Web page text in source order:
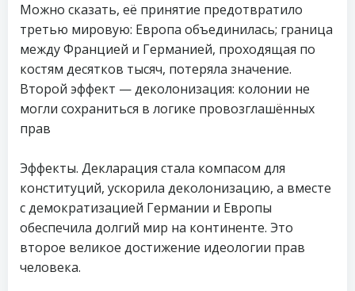
Можно сказать, её принятие предотвратило
третью мировую: Европа объединилась; граница
между Францией и Германией, проходящая по
костям десятков тысяч, потеряла значение.
Второй эффект — деколонизация: колонии не
могли сохраниться в логике провозглашённых
прав
Эффекты. Декларация стала компасом для
конституций, ускорила деколонизацию, а вместе
с демократизацией Германии и Европы
обеспечила долгий мир на континенте. Это
второе великое достижение идеологии прав
человека.